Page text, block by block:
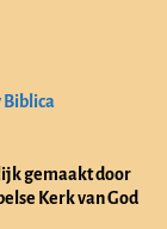
Biblica
gemaakt door
Kerk van God